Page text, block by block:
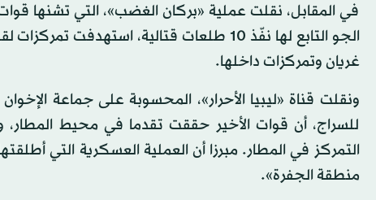
في المقابل، نقلت عملية «بركان الغضب»، التي تشنها
الجو التابع لها نفّذ 10 طلعات قتالية،
غريان وتمركزات داخلها.
للسراج، أن قوات الأخير حققت تقدما في محيط
التمركز في المطار. مبرزا أن العملية العسكرية التي
منطقة الجفرة».